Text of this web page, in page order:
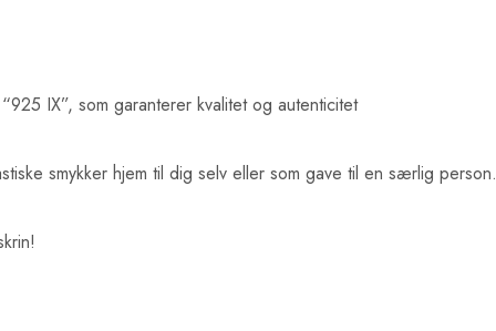
IX”, som garanterer kvalitet og autenticitet
smykker hjem til dig selv eller som gave til en særlig